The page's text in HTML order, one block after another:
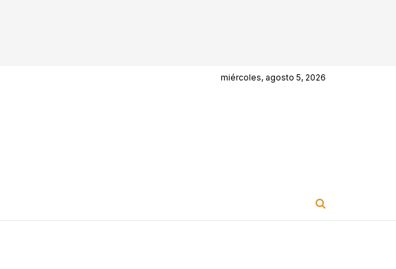
miércoles, agosto 5, 2026